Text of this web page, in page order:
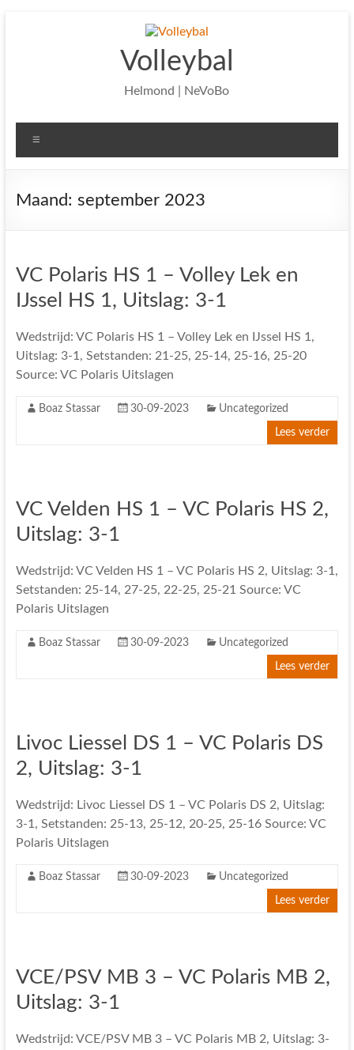
Volleybal
Helmond | NeVoBo
Maand: september 2023
VC Polaris HS 1 – Volley Lek en
IJssel HS 1, Uitslag: 3-1
Wedstrijd: VC Polaris HS 1 – Volley Lek en IJssel HS 1,
Uitslag: 3-1, Setstanden: 21-25, 25-14, 25-16, 25-20
Source: VC Polaris Uitslagen
Boaz Stassar 30-09-2023 Uncategorized
Lees verder
VC Velden HS 1 – VC Polaris HS 2,
Uitslag: 3-1
Wedstrijd: VC Velden HS 1 – VC Polaris HS 2, Uitslag: 3-1,
Setstanden: 25-14, 27-25, 22-25, 25-21 Source: VC
Polaris Uitslagen
Boaz Stassar 30-09-2023 Uncategorized
Lees verder
Livoc Liessel DS 1 – VC Polaris DS
2, Uitslag: 3-1
Wedstrijd: Livoc Liessel DS 1 – VC Polaris DS 2, Uitslag:
3-1, Setstanden: 25-13, 25-12, 20-25, 25-16 Source: VC
Polaris Uitslagen
Boaz Stassar 30-09-2023 Uncategorized
Lees verder
VCE/PSV MB 3 – VC Polaris MB 2,
Uitslag: 3-1
Wedstrijd: VCE/PSV MB 3 – VC Polaris MB 2, Uitslag: 3-